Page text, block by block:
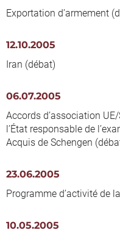
Exportation d’armement
12.10.2005
Iran (débat)
06.07.2005
Accords d’association
l’État responsable de
Acquis de Schengen
23.06.2005
Programme d’activité de
10.05.2005